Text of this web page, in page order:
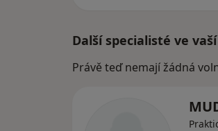
Další specialisté ve
Právě teď nemají žádná